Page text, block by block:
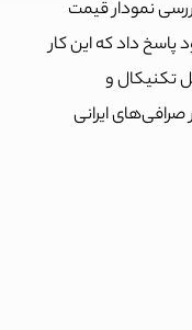
نمودار قیمت
پاسخ داد که این کار
تکنیکال و
ایرانی